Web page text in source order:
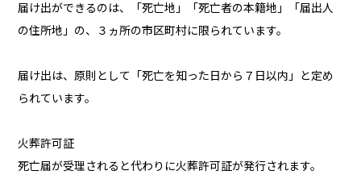
届け出ができるのは、「死亡地」「死亡者の本籍地」「届出人
の住所地」の、３ヵ所の市区町村に限られています。
届け出は、原則として「死亡を知った日から７日以内」と定め
られています。
火葬許可証
死亡届が受理されると代わりに火葬許可証が発行されます。